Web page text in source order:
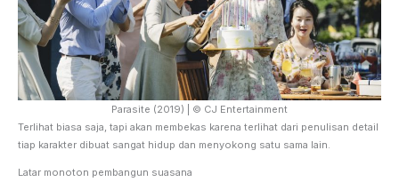
Parasite (2019) | © CJ Entertainment
Terlihat biasa saja, tapi akan membekas karena terlihat dari penulisan detail
tiap karakter dibuat sangat hidup dan menyokong satu sama lain.
Latar monoton pembangun suasana